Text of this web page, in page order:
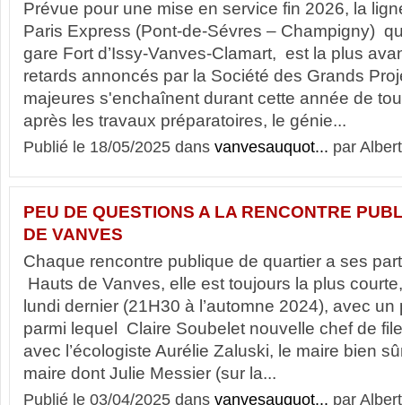
Prévue pour une mise en service fin 2026, la
Paris Express (Pont-de-Sévres – Champigny)
gare Fort d’Issy-Vanves-Clamart, est la plus
retards annoncés par la Société des Grands
majeures s'enchaînent durant cette année de
après les travaux préparatoires, le génie...
Publié le 18/05/2025 dans vanvesauquot... par
PEU DE QUESTIONS A LA RENCONTRE
DE VANVES
Chaque rencontre publique de quartier a ses
Hauts de Vanves, elle est toujours la plus
lundi dernier (21H30 à l’automne 2024), avec
parmi lequel Claire Soubelet nouvelle chef de
avec l’écologiste Aurélie Zaluski, le maire bien
maire dont Julie Messier (sur la...
Publié le 03/04/2025 dans vanvesauquot... par